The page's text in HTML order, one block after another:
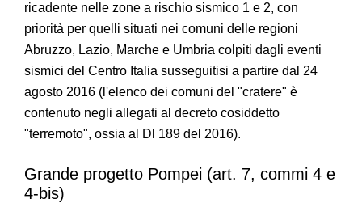
ricadente nelle zone a rischio sismico 1 e 2, con
priorità per quelli situati nei comuni delle regioni
Abruzzo, Lazio, Marche e Umbria colpiti dagli eventi
sismici del Centro Italia susseguitisi a partire dal 24
agosto 2016 (l'elenco dei comuni del "cratere" è
contenuto negli allegati al decreto cosiddetto
"terremoto", ossia al Dl 189 del 2016).
Grande progetto Pompei (art. 7, commi 4 e
4-bis)